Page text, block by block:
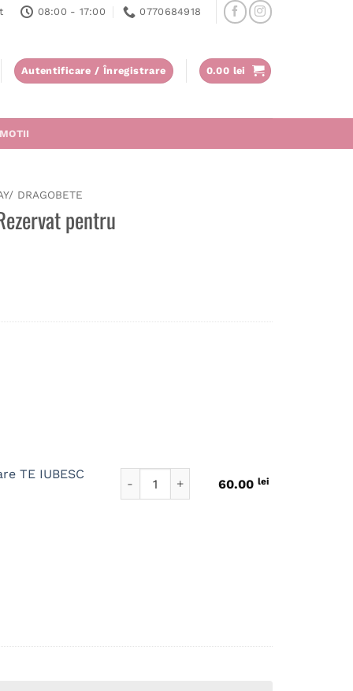
08:00 - 17:00 0770684918
Autentificare / Înregistrare 0.00 lei
DRAGOBETE
pentru
TE IUBESC Cantitate Cutiuta 10 motive pentru care
60.00 lei